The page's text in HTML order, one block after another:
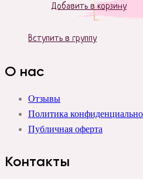
Добавить в корзину
Вступить в группу
О нас
Отзывы
Политика
Публичная оферта
Контакты